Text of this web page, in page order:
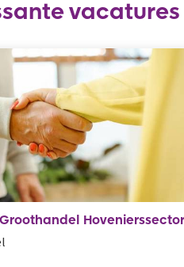
vacatures
Hovenierssector